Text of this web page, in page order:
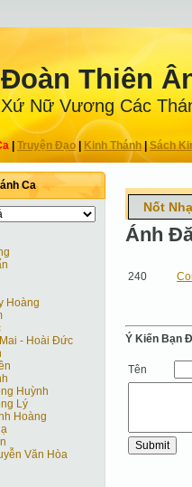
Thiên
Nữ Vương Các
Truyện Ðạo| Kinh Thánh Sách
Ca
Hoàng
- Hoài Đức
Huỳnh
Lý
Hoàng
Văn Hòa
Nốt
Ánh
240
Ý Kiến Bạn
Tên